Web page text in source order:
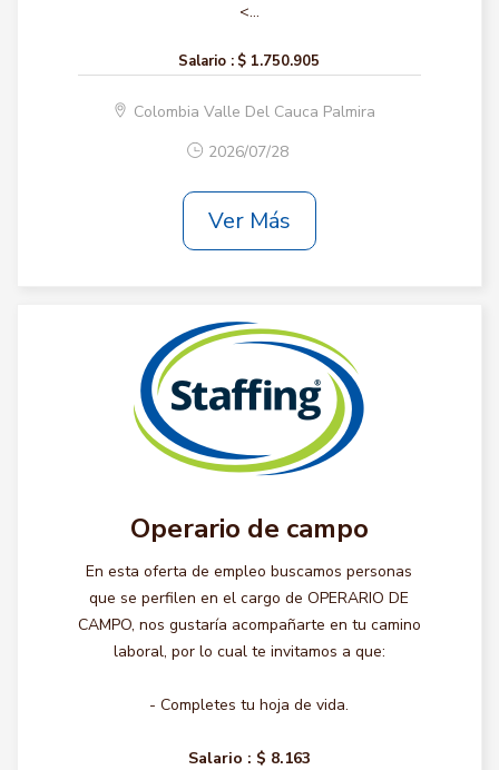
<...
Salario : $ 1.750.905
Colombia Valle Del Cauca Palmira
2026/07/28
Ver Más
Operario de campo
En esta oferta de empleo buscamos personas
que se perfilen en el cargo de OPERARIO DE
CAMPO, nos gustaría acompañarte en tu camino
laboral, por lo cual te invitamos a que:
- Completes tu hoja de vida.
Salario : $ 8.163